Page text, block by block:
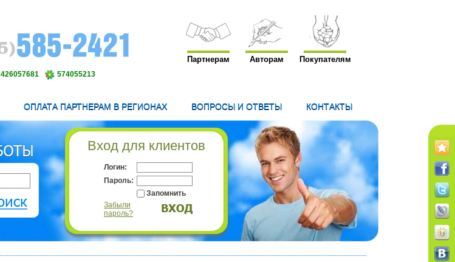
426057681 574055213
Партнерам Авторам Покупателям
ОПЛАТА ПАРТНЕРАМ В РЕГИОНАХ ВОПРОСЫ И ОТВЕТЫ КОНТАКТЫ
Вход для клиентов
Логин:
Пароль:
Запомнить
Забыли
пароль?